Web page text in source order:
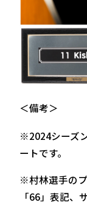
＜備考＞
※2024シーズ
ートです。
※村林選手の
「66」表記、